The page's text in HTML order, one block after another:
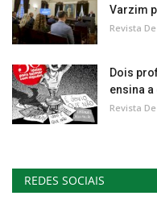
Varzim
Revista
Dois
ensina a
Revista
REDES SOCIAIS